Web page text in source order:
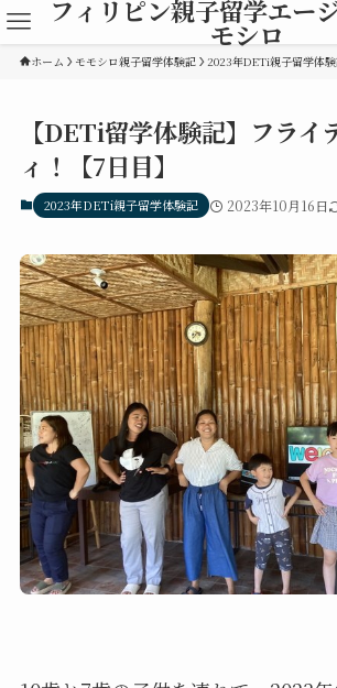
フィリピン親子留学エー
モシロ
ホーム モモシロ親子留学体験記 2023年DETi親子留学体
【DETi留学体験記】フライ
ィ！【7日目】
2023年DETi親子留学体験記 2023年10月16日